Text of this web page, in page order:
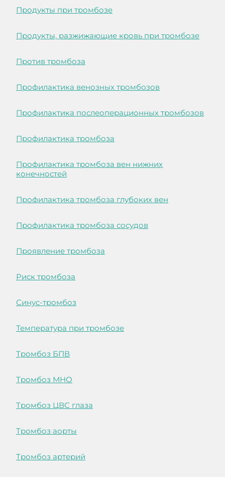
Продукты при тромбозе
Продукты, разжижающие кровь при тромбозе
Против тромбоза
Профилактика венозных тромбозов
Профилактика послеоперационных тромбозов
Профилактика тромбоза
Профилактика тромбоза вен нижних
конечностей
Профилактика тромбоза глубоких вен
Профилактика тромбоза сосудов
Проявление тромбоза
Риск тромбоза
Синус-тромбоз
Температура при тромбозе
Тромбоз БПВ
Тромбоз МНО
Тромбоз ЦВС глаза
Тромбоз аорты
Тромбоз артерий